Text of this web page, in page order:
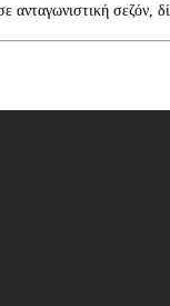
ανταγωνιστική